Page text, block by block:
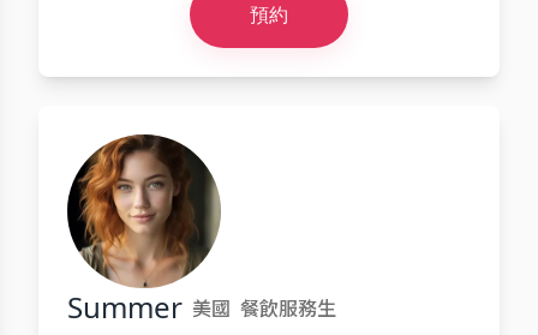
預約
Summer 美國 餐飲服務生